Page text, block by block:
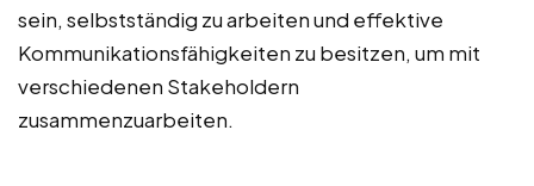
sein, selbstständig zu arbeiten und effektive
Kommunikationsfähigkeiten zu besitzen, um mit
verschiedenen Stakeholdern
zusammenzuarbeiten.